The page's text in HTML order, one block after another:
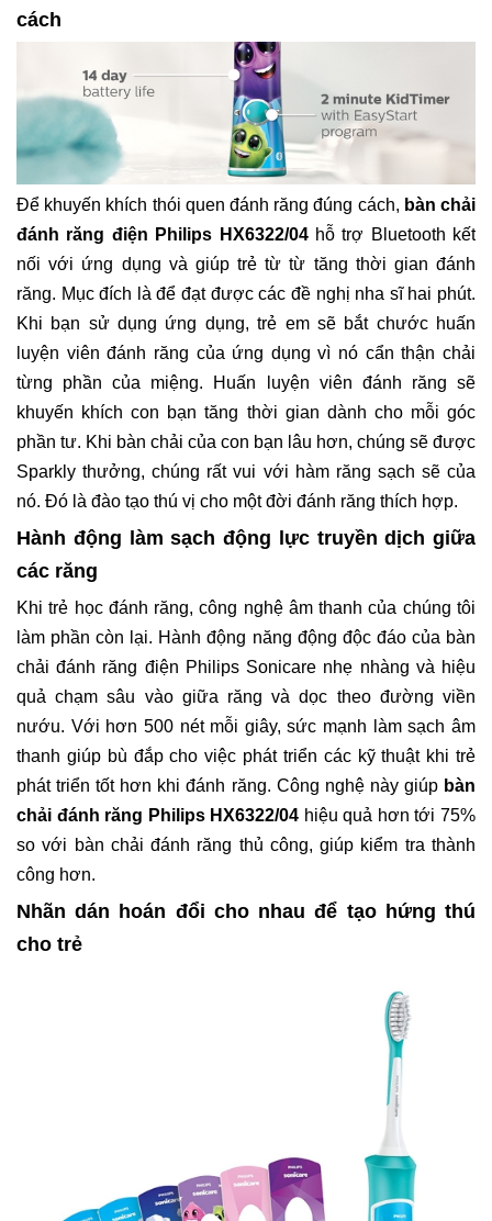
cách
Để khuyến khích thói quen đánh răng đúng cách, bàn chải
đánh răng điện Philips HX6322/04hỗ trợ Bluetooth kết
nối với ứng dụng và giúp trẻ từ từ tăng thời gian đánh
răng. Mục đích là để đạt được các đề nghị nha sĩ hai phút.
Khi bạn sử dụng ứng dụng, trẻ em sẽ bắt chước huấn
luyện viên đánh răng của ứng dụng vì nó cẩn thận chải
từng phần của miệng. Huấn luyện viên đánh răng sẽ
khuyến khích con bạn tăng thời gian dành cho mỗi góc
phần tư. Khi bàn chải của con bạn lâu hơn, chúng sẽ được
Sparkly thưởng, chúng rất vui với hàm răng sạch sẽ của
nó. Đó là đào tạo thú vị cho một đời đánh răng thích hợp.
Hành động làm sạch động lực truyền dịch giữa
các răng
Khi trẻ học đánh răng, công nghệ âm thanh của chúng tôi
làm phần còn lại. Hành động năng động độc đáo của bàn
chải đánh răng điện Philips Sonicare nhẹ nhàng và hiệu
quả chạm sâu vào giữa răng và dọc theo đường viền
nướu. Với hơn 500 nét mỗi giây, sức mạnh làm sạch âm
thanh giúp bù đắp cho việc phát triển các kỹ thuật khi trẻ
phát triển tốt hơn khi đánh răng. Công nghệ này giúp bàn
chải đánh răng Philips HX6322/04 hiệu quả hơn tới 75%
so với bàn chải đánh răng thủ công, giúp kiểm tra thành
công hơn.
Nhãn dán hoán đổi cho nhau để tạo hứng thú
cho trẻ